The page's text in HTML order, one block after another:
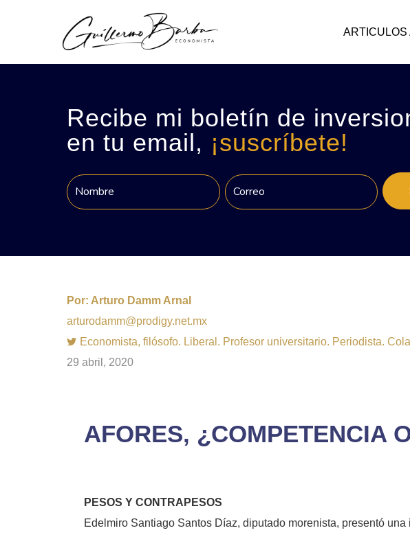
ARTICULOS
Recibe mi boletín de
en tu email, ¡suscríbete!
Por: Arturo Damm Arnal
arturodamm@prodigy.net.mx
Economista, filósofo. Liberal. Profesor universitario. Periodista.
29 abril, 2020
AFORES, ¿COMPETENCIA
PESOS Y CONTRAPESOS
Edelmiro Santiago Santos Díaz, diputado morenista, presentó